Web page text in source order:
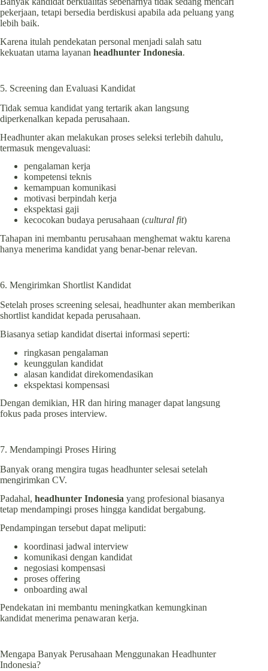
pekerjaan, tetapi bersedia berdiskusi apabila ada peluang yang
lebih baik.
Karena itulah pendekatan personal menjadi salah satu
kekuatan utama layanan headhunter Indonesia.
5. Screening dan Evaluasi Kandidat
Tidak semua kandidat yang tertarik akan langsung
diperkenalkan kepada perusahaan.
Headhunter akan melakukan proses seleksi terlebih dahulu,
termasuk mengevaluasi:
pengalaman kerja
kompetensi teknis
kemampuan komunikasi
motivasi berpindah kerja
ekspektasi gaji
kecocokan budaya perusahaan (cultural fit)
Tahapan ini membantu perusahaan menghemat waktu karena
hanya menerima kandidat yang benar-benar relevan.
6. Mengirimkan Shortlist Kandidat
Setelah proses screening selesai, headhunter akan memberikan
shortlist kandidat kepada perusahaan.
Biasanya setiap kandidat disertai informasi seperti:
ringkasan pengalaman
keunggulan kandidat
alasan kandidat direkomendasikan
ekspektasi kompensasi
Dengan demikian, HR dan hiring manager dapat langsung
fokus pada proses interview.
7. Mendampingi Proses Hiring
Banyak orang mengira tugas headhunter selesai setelah
mengirimkan CV.
Padahal, headhunter Indonesia yang profesional biasanya
tetap mendampingi proses hingga kandidat bergabung.
Pendampingan tersebut dapat meliputi:
koordinasi jadwal interview
komunikasi dengan kandidat
negosiasi kompensasi
proses offering
onboarding awal
Pendekatan ini membantu meningkatkan kemungkinan
kandidat menerima penawaran kerja.
Mengapa Banyak Perusahaan Menggunakan Headhunter
Indonesia?